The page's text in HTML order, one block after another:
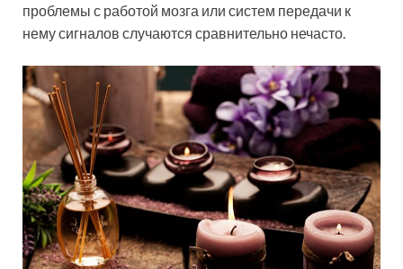
проблемы с работой мозга или систем передачи к
нему сигналов случаются сравнительно нечасто.